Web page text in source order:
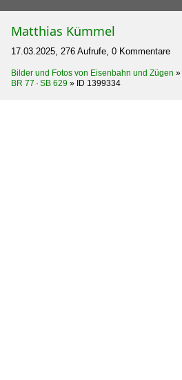
Matthias Kümmel
17.03.2025, 276 Aufrufe, 0 Kommentare
Bilder und Fotos von Eisenbahn und Zügen »
BR 77 · SB 629 » ID 1399334